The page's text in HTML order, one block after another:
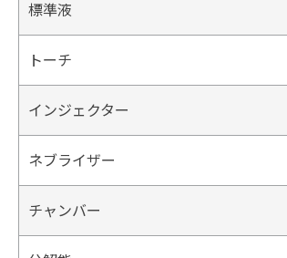
標準液
トーチ
インジェクター
ネブライザー
チャンバー